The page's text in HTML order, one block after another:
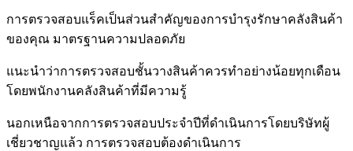
การตรวจสอบแร็คเป็นส่วนสำคัญของการบำรุงรักษาคลังสินค้า
ของคุณ มาตรฐานความปลอดภัย
แนะนำว่าการตรวจสอบชั้นวางสินค้าควรทำอย่างน้อยทุกเดือน
โดยพนักงานคลังสินค้าที่มีความรู้
นอกเหนือจากการตรวจสอบประจำปีที่ดำเนินการโดยบริษัทผู้
เชี่ยวชาญแล้ว การตรวจสอบต้องดำเนินการ